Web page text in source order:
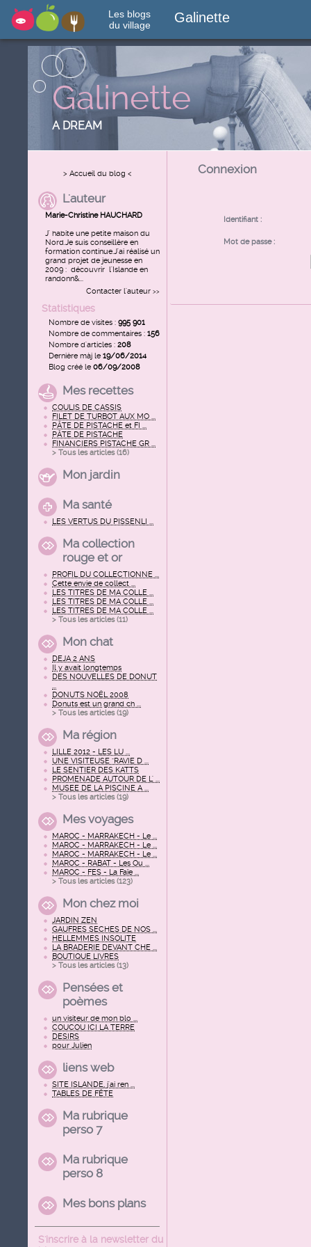
Les blogs
du village
Galinette
Galinette
A DREAM
> Accueil du blog <
L'auteur
Marie-Christine HAUCHARD
J' habite une petite maison du
Nord.Je suis conseillère en
formation continue.J'ai réalisé un
grand projet de jeunesse en
2009 : découvrir l'Islande en
randonn&...
Contacter l'auteur >>
Statistiques
Nombre de visites : 995 901
Nombre de commentaires : 156
Nombre d'articles : 208
Dernière màj le19/06/2014
Blog créé le06/09/2008
Mes recettes
COULIS DE CASSIS
FILET DE TURBOT AUX MO ...
PÂTE DE PISTACHE et FI ...
PÂTE DE PISTACHE
FINANCIERS PISTACHE GR ...
> Tous les articles (16)
Mon jardin
Ma santé
LES VERTUS DU PISSENLI ...
Ma collection
rouge et or
PROFIL DU COLLECTIONNE ...
Cette envie de collect ...
LES TITRES DE MA COLLE ...
LES TITRES DE MA COLLE ...
LES TITRES DE MA COLLE ...
> Tous les articles (11)
Mon chat
DEJA 2 ANS
Il y avait longtemps
DES NOUVELLES DE DONUT
...
DONUTS NOËL 2008
Donuts est un grand ch ...
> Tous les articles (19)
Ma région
LILLE 2012 - LES LU ...
UNE VISITEUSE "RAVIE D ...
LE SENTIER DES KATTS
PROMENADE AUTOUR DE L' ...
MUSEE DE LA PISCINE A ...
> Tous les articles (19)
Mes voyages
MAROC - MARRAKECH - Le ...
MAROC - MARRAKECH - Le ...
MAROC - MARRAKECH - Le ...
MAROC - RABAT - Les Ou ...
MAROC - FES - La Faïe ...
> Tous les articles (123)
Mon chez moi
JARDIN ZEN
GAUFRES SECHES DE NOS ...
HELLEMMES INSOLITE
LA BRADERIE DEVANT CHE ...
BOUTIQUE LIVRES
> Tous les articles (13)
Pensées et
poèmes
un visiteur de mon blo ...
COUCOU ICI LA TERRE
DESIRS
pour Julien
liens web
SITE ISLANDE, j'ai ren ...
TABLES DE FÊTE
Ma rubrique
perso 7
Ma rubrique
perso 8
Mes bons plans
S'inscrire à la newsletter du
Connexion
Identifiant :
Mot de passe :